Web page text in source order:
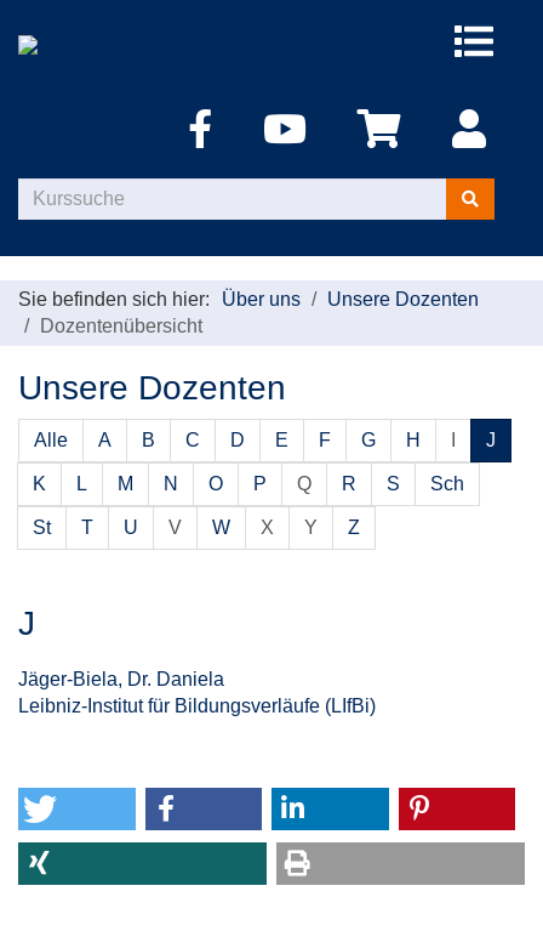
Menü
Kurse
suchen
Sie befinden sich hier: Über uns
Unsere Dozenten
Dozentenübersicht
Unsere Dozenten
Alle A B C D E F G H J
K L M N O P Q R S Sch
St T U V W X Y Z
J
Jäger-Biela, Dr. Daniela
Leibniz-Institut für Bildungsverläufe (LIfBi)